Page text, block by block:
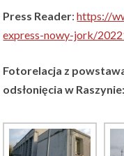
Press Reader:https://
express-nowy-jork/
Fotorelacja z
odsłonięcia w Raszynie: